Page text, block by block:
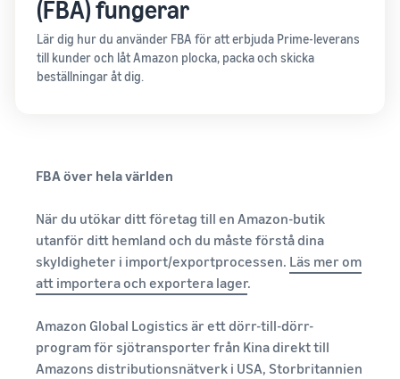
(FBA) fungerar
Lär dig hur du använder FBA för att erbjuda Prime-leverans
till kunder och låt Amazon plocka, packa och skicka
beställningar åt dig.
FBA över hela världen
När du utökar ditt företag till en Amazon-butik
utanför ditt hemland och du måste förstå dina
skyldigheter i import/exportprocessen. Läs mer om
att importera och exportera lager.
Amazon Global Logistics är ett dörr-till-dörr-
program för sjötransporter från Kina direkt till
Amazons distributionsnätverk i USA, Storbritannien